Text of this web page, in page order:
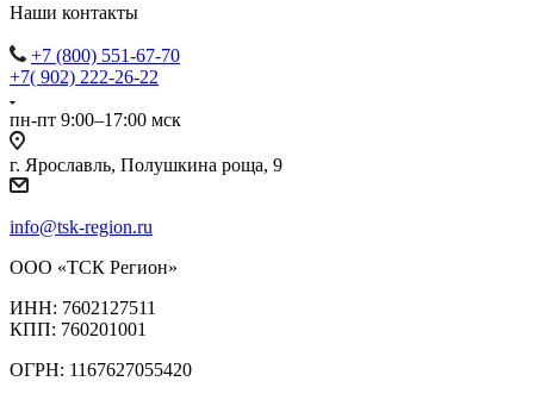
Наши контакты
+7 (800) 551-67-70
+7( 902) 222-26-22
пн-пт 9:00–17:00 мск
г. Ярославль, Полушкина роща, 9
info@tsk-region.ru
ООО «ТСК Регион»
ИНН: 7602127511
КПП: 760201001
ОГРН: 1167627055420